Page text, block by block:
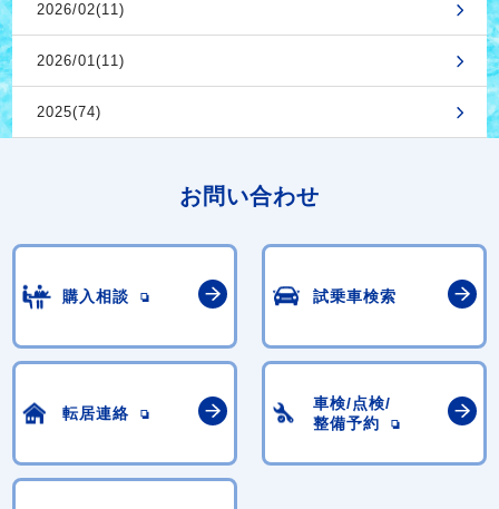
2026/02(11)
2026/01(11)
2025(74)
お問い合わせ
購入相談 試乗車検索
転居連絡
車検/点検/
整備予約